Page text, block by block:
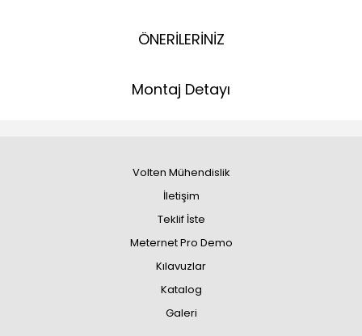
ÖNERİLERİNİZ
Montaj Detayı
Volten Mühendislik
İletişim
Teklif İste
Meternet Pro Demo
Kılavuzlar
Katalog
Galeri